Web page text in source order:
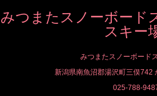
みつまたスノーボード
スキー
みつまたスノーボード
新潟県南魚沼郡湯沢町三俣742
025-788-